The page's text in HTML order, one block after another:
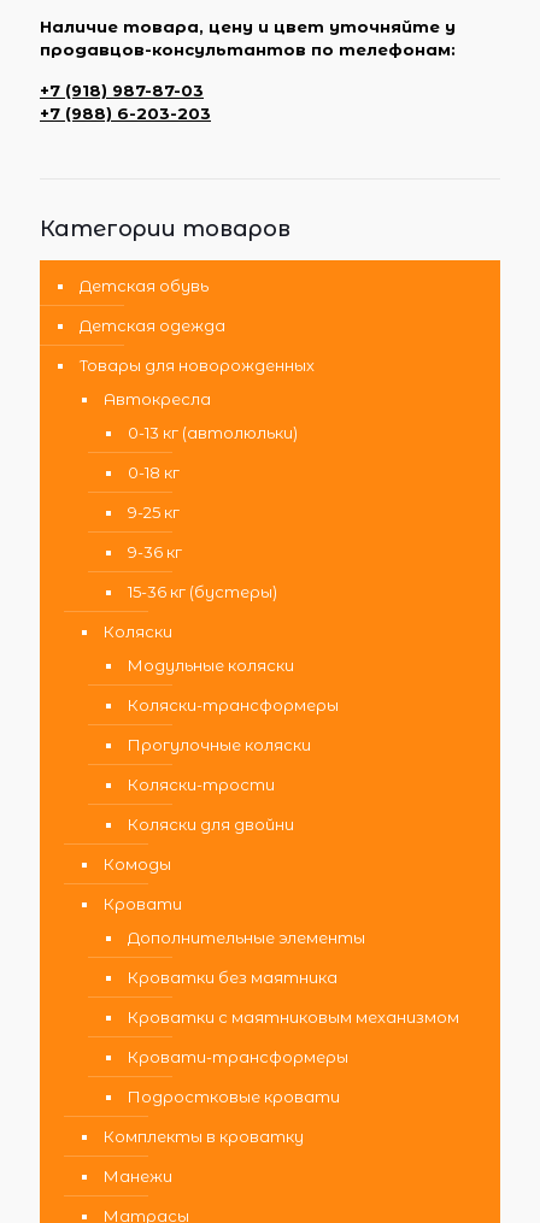
Наличие товара, цену и цвет уточняйте у
продавцов-консультантов по телефонам:
+7 (918) 987-87-03
+7 (988) 6-203-203
Категории товаров
Детская обувь
Детская одежда
Товары для новорожденных
Автокресла
0-13 кг (автолюльки)
0-18 кг
9-25 кг
9-36 кг
15-36 кг (бустеры)
Коляски
Модульные коляски
Коляски-трансформеры
Прогулочные коляски
Коляски-трости
Коляски для двойни
Комоды
Кровати
Дополнительные элементы
Кроватки без маятника
Кроватки с маятниковым механизмом
Кровати-трансформеры
Подростковые кровати
Комплекты в кроватку
Манежи
Матрасы